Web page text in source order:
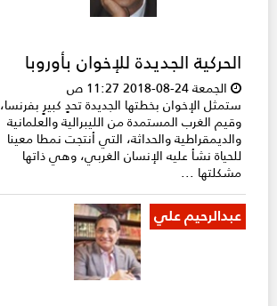
الحركية الجديدة للإخوان بأوروبا
الجمعة 24-08-2018 11:27 ص
ستمثل الإخوان بخطتها الجديدة تحدٍ كبيرٍ بفرنسا،
وقيم الغرب المستمدة من الليبرالية والعلمانية
والديمقراطية والحداثة، التي أنتجت نمطا معينا
للحياة نشأ عليه الإنسان الغربي، وهي ذاتها
مشكلتها ...
عبدالرحيم علي